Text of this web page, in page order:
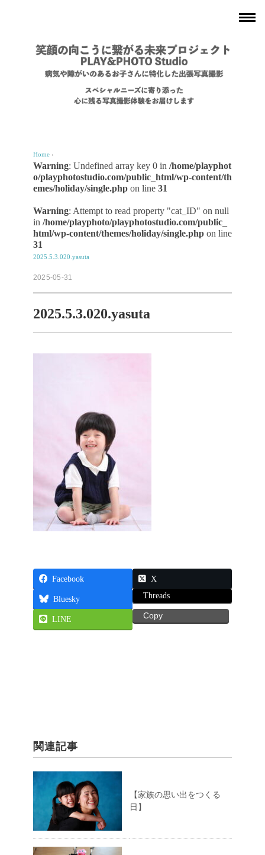
Home ›
Warning: Undefined array key 0 in /home/playphot
o/playphotostudio.com/public_html/wp-content/th
emes/holiday/single.php on line 31
Warning: Attempt to read property "cat_ID" on null
in /home/playphoto/playphotostudio.com/public_
html/wp-content/themes/holiday/single.php on line
31
2025.5.3.020.yasuta
2025-05-31
2025.5.3.020.yasuta
Facebook X
Bluesky Threads
LINE Copy
関連記事
【家族の思い出をつくる
日】